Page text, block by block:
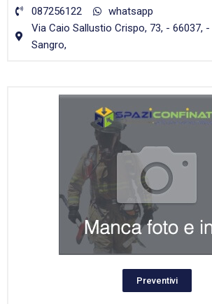
087256122
whatsapp
Via Caio Sallustio Crispo, 73, - 66037, -
Sangro,
Preventivi